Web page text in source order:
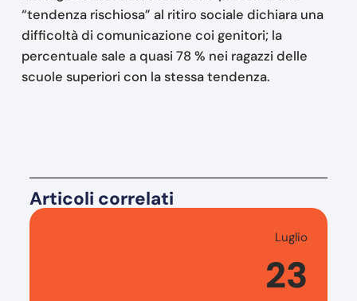
“tendenza rischiosa” al ritiro sociale dichiara una
difficoltà di comunicazione coi genitori; la
percentuale sale a quasi 78 % nei ragazzi delle
scuole superiori con la stessa tendenza.
Articoli correlati
Luglio
23